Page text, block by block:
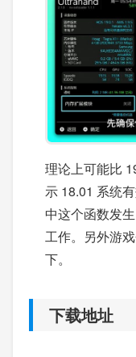
理论上可能比
示 18.01 系统
中这个函数发
工作。另外游
下。
下载地址